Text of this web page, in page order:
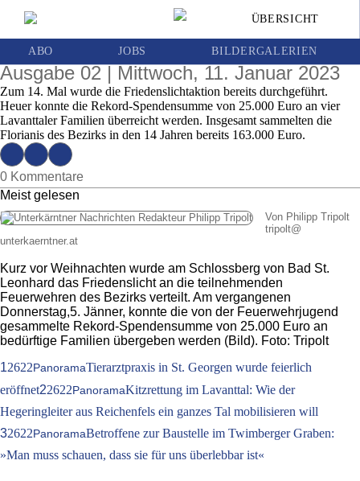
ÜBERSICHT
ABO JOBS BILDERGALERIEN
Im Rahmen der Friedenslichtaktion wurden
übergeben
Ausgabe 02 | Mittwoch, 11. Januar 2023
Zum 14. Mal wurde die Friedenslichtaktion bereits durchgeführt.
Heuer konnte die Rekord-Spendensumme von 25.000 Euro an vier
Lavanttaler Familien überreicht werden. Insgesamt sammelten die
Florianis des Bezirks in den 14 Jahren bereits 163.000 Euro.
0 Kommentare
Meist gelesen
Von Philipp Tripolt
tripolt@
unterkaerntner.at
Kurz vor Weihnachten wurde am Schlossberg von Bad St.
Leonhard das Friedenslicht an die teilnehmenden
Feuerwehren des Bezirks verteilt. Am vergangenen
Donnerstag,5. Jänner, konnte die von der Feuerwehrjugend
gesammelte Rekord-Spendensumme von 25.000 Euro an
bedürftige Familien übergeben werden (Bild). Foto: Tripolt
12622PanoramaTierarztpraxis in St. Georgen wurde feierlich
eröffnet22622PanoramaKitzrettung im Lavanttal: Wie der
Hegeringleiter aus Reichenfels ein ganzes Tal mobilisieren will
32622PanoramaBetroffene zur Baustelle im Twimberger Graben:
»Man muss schauen, dass sie für uns überlebbar ist«